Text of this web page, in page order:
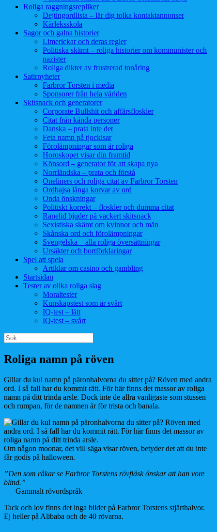
Roliga raggningsrepliker
Dejtingordlista – lär dig tolka kontaktannonser
Kärleksskola
Sagor och galna historier
Limerickar och deras regler
Politiska skämt – roliga historier om kommunister och
nazister
Roliga dikter av frustrerad tonåring
Satirnyheter
Farbror Torsten i media
Sponsorer från hela världen
Skitsnack och generatorer
Corporate Bullshit och affärsfloskler
Citat från kända personer
Danska – prata inte det
Feta namn på tjockisar
Förolämpningar som är roliga
Horoskopet visar din framtid
Könsord – generator för att skapa nya
Norrländska – prata och förstå
Oneliners och roliga citat av Farbror Torsten
Ordbajsa långa korvar av ord
Onda önskningar
Politiskt korrekt – floskler och dumma citat
Ranelid bjuder på vackert skitsnack
Sexistiska skämt om kvinnor och män
Skånska ord och förolämpningar
Svengelska – alla roliga översättningar
Ursäkter och bortförklaringar
Spel att spela
Artiklar om casino och gambling
Startsidan
Tester av olika roliga slag
Moraltester
Kunskapstest som är svårt
IQ-test – lätt
IQ-test – svårt
Sök
efter:
Roliga namn på röven
Gillar du kul namn på päronhalvorna du sitter på? Röven med andra
ord. I så fall har du kommit rätt. För här finns det massor av roliga
namn på ditt trinda arsle. Dock inte de allra vanligaste som stussen
och rumpan, för de namnen är för trista och banala.
Om någon moonar, det vill säga visar röven, betyder det att du inte
får godis på halloween.
”Den som råkar se Farbror Torstens rövfläsk önskar att han vore
blind.”
– – Gammalt rövordspråk – – –
Tack och lov finns det inga bilder på Farbror Torstens stjärthalvor.
Ej heller på Alibaba och de 40 rövarna.